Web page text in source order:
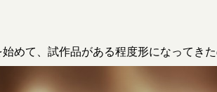
めて、試作品がある程度形になってき